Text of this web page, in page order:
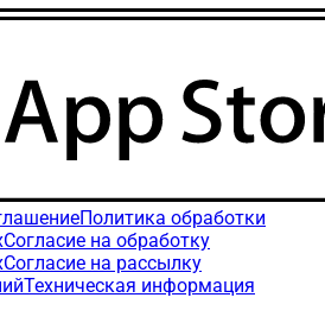
Политика обработки
Согласие на обработку
Согласие на рассылку
Техническая информация